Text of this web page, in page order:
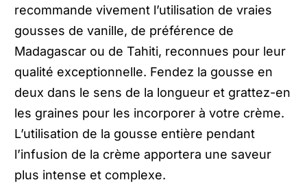
recommande vivement l’utilisation de vraies
gousses de vanille, de préférence de
Madagascar ou de Tahiti, reconnues pour leur
qualité exceptionnelle. Fendez la gousse en
deux dans le sens de la longueur et grattez-en
les graines pour les incorporer à votre crème.
L’utilisation de la gousse entière pendant
l’infusion de la crème apportera une saveur
plus intense et complexe.